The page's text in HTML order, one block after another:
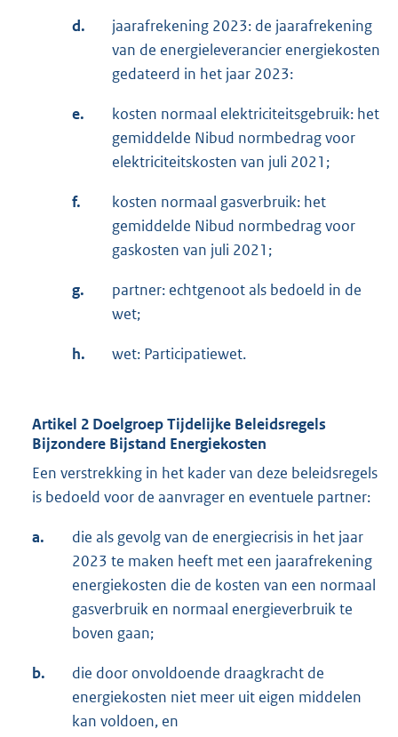
d.
jaarafrekening 2023: de jaarafrekening
van de energieleverancier energiekosten
gedateerd in het jaar 2023:
e.
kosten normaal elektriciteitsgebruik: het
gemiddelde Nibud normbedrag voor
elektriciteitskosten van juli 2021;
f.
kosten normaal gasverbruik: het
gemiddelde Nibud normbedrag voor
gaskosten van juli 2021;
g.
partner: echtgenoot als bedoeld in de
wet;
h. wet: Participatiewet.
Artikel 2 Doelgroep Tijdelijke Beleidsregels
Bijzondere Bijstand Energiekosten
Een verstrekking in het kader van deze beleidsregels
is bedoeld voor de aanvrager en eventuele partner:
a.
die als gevolg van de energiecrisis in het jaar
2023 te maken heeft met een jaarafrekening
energiekosten die de kosten van een normaal
gasverbruik en normaal energieverbruik te
boven gaan;
b.
die door onvoldoende draagkracht de
energiekosten niet meer uit eigen middelen
kan voldoen, en